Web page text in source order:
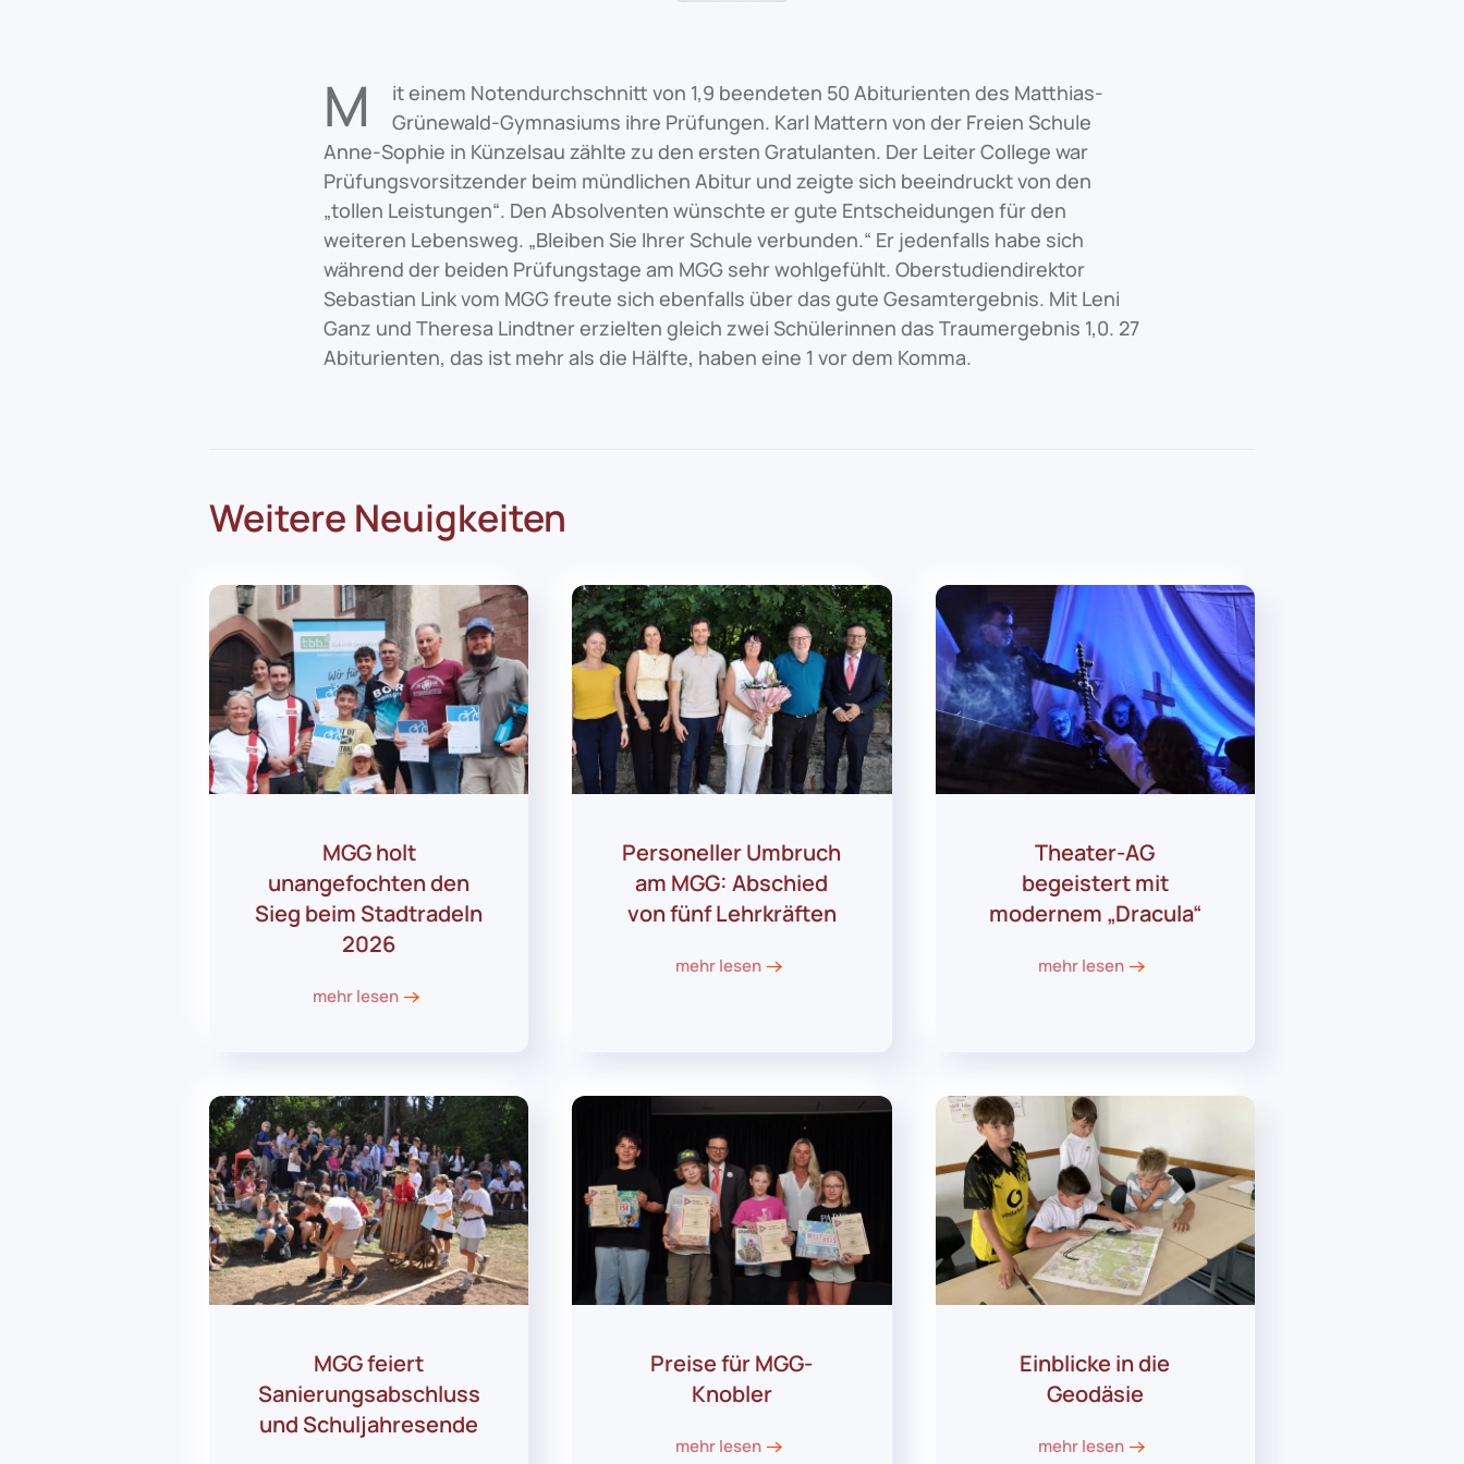
M
it einem Notendurchschnitt von 1,9 beendeten 50 Abiturienten des Matthias-
Grünewald-Gymnasiums ihre Prüfungen. Karl Mattern von der Freien Schule
Anne-Sophie in Künzelsau zählte zu den ersten Gratulanten. Der Leiter College war
Prüfungsvorsitzender beim mündlichen Abitur und zeigte sich beeindruckt von den
„tollen Leistungen“. Den Absolventen wünschte er gute Entscheidungen für den
weiteren Lebensweg. „Bleiben Sie Ihrer Schule verbunden.“ Er jedenfalls habe sich
während der beiden Prüfungstage am MGG sehr wohlgefühlt. Oberstudiendirektor
Sebastian Link vom MGG freute sich ebenfalls über das gute Gesamtergebnis. Mit Leni
Ganz und Theresa Lindtner erzielten gleich zwei Schülerinnen das Traumergebnis 1,0. 27
Abiturienten, das ist mehr als die Hälfte, haben eine 1 vor dem Komma.
Weitere Neuigkeiten
MGG holt
unangefochten den
Sieg beim Stadtradeln
2026
mehr lesen
Personeller Umbruch
am MGG: Abschied
von fünf Lehrkräften
mehr lesen
Theater-AG
begeistert mit
modernem „Dracula“
mehr lesen
MGG feiert
Sanierungsabschluss
und Schuljahresende
Preise für MGG-
Knobler
mehr lesen
Einblicke in die
Geodäsie
mehr lesen